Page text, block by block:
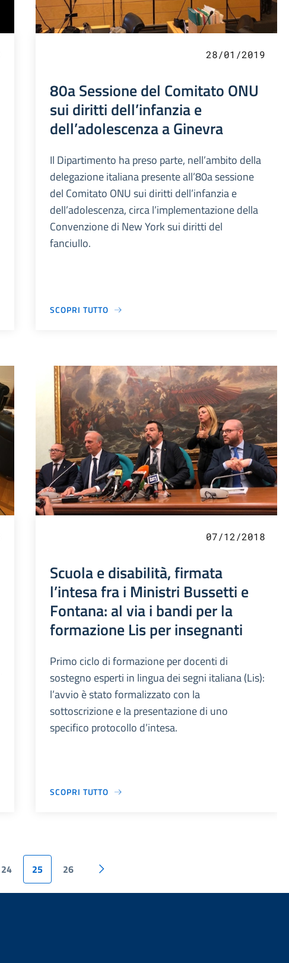
28/01/2019
80a Sessione del Comitato ONU
sui diritti dell’infanzia e
dell’adolescenza a Ginevra
Il Dipartimento ha preso parte, nell’ambito della
delegazione italiana presente all’80a sessione
del Comitato ONU sui diritti dell’infanzia e
dell’adolescenza, circa l’implementazione della
Convenzione di New York sui diritti del
fanciullo.
SCOPRI TUTTO
07/12/2018
Scuola e disabilità, firmata
l’intesa fra i Ministri Bussetti e
Fontana: al via i bandi per la
formazione Lis per insegnanti
Primo ciclo di formazione per docenti di
sostegno esperti in lingua dei segni italiana (Lis):
l’avvio è stato formalizzato con la
sottoscrizione e la presentazione di uno
specifico protocollo d’intesa.
SCOPRI TUTTO
24 25 26